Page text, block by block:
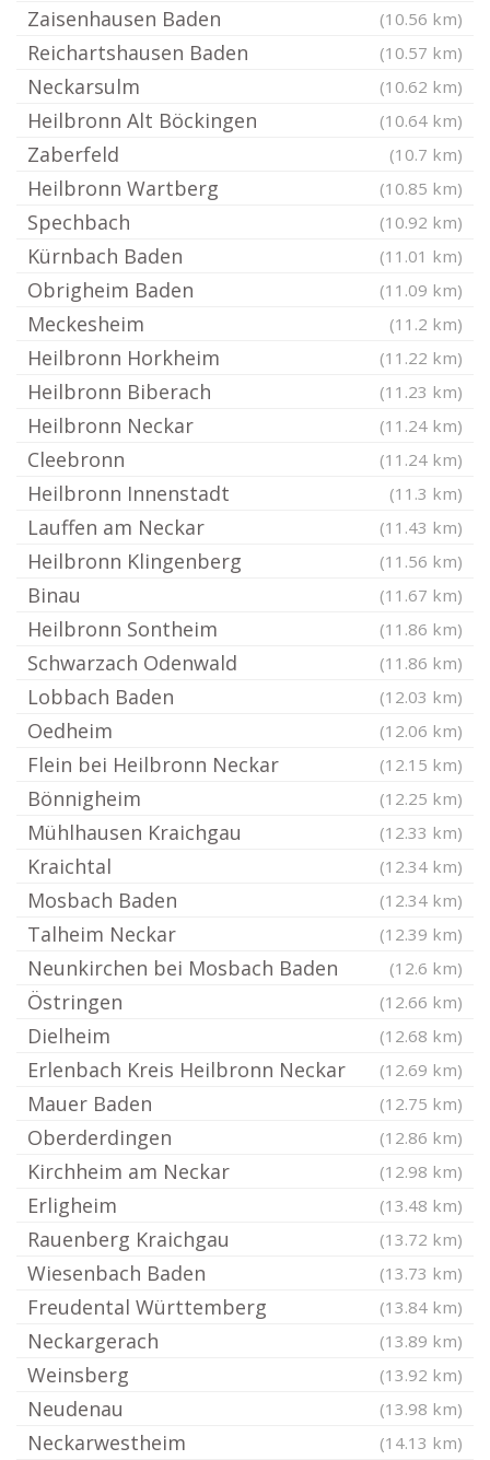
Zaisenhausen Baden (10.56 km)
Reichartshausen Baden (10.57 km)
Neckarsulm (10.62 km)
Heilbronn Alt Böckingen (10.64 km)
Zaberfeld (10.7 km)
Heilbronn Wartberg (10.85 km)
Spechbach (10.92 km)
Kürnbach Baden (11.01 km)
Obrigheim Baden (11.09 km)
Meckesheim (11.2 km)
Heilbronn Horkheim (11.22 km)
Heilbronn Biberach (11.23 km)
Heilbronn Neckar (11.24 km)
Cleebronn (11.24 km)
Heilbronn Innenstadt (11.3 km)
Lauffen am Neckar (11.43 km)
Heilbronn Klingenberg (11.56 km)
Binau (11.67 km)
Heilbronn Sontheim (11.86 km)
Schwarzach Odenwald (11.86 km)
Lobbach Baden (12.03 km)
Oedheim (12.06 km)
Flein bei Heilbronn Neckar (12.15 km)
Bönnigheim (12.25 km)
Mühlhausen Kraichgau (12.33 km)
Kraichtal (12.34 km)
Mosbach Baden (12.34 km)
Talheim Neckar (12.39 km)
Neunkirchen bei Mosbach Baden (12.6 km)
Östringen (12.66 km)
Dielheim (12.68 km)
Erlenbach Kreis Heilbronn Neckar (12.69 km)
Mauer Baden (12.75 km)
Oberderdingen (12.86 km)
Kirchheim am Neckar (12.98 km)
Erligheim (13.48 km)
Rauenberg Kraichgau (13.72 km)
Wiesenbach Baden (13.73 km)
Freudental Württemberg (13.84 km)
Neckargerach (13.89 km)
Weinsberg (13.92 km)
Neudenau (13.98 km)
Neckarwestheim (14.13 km)